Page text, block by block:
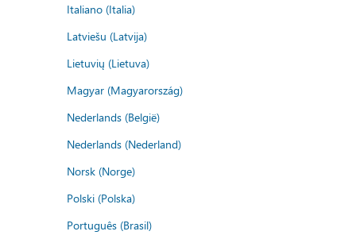
Italiano (Italia)
Latviešu (Latvija)
Lietuvių (Lietuva)
Magyar (Magyarország)
Nederlands (België)
Nederlands (Nederland)
Norsk (Norge)
Polski (Polska)
Português (Brasil)